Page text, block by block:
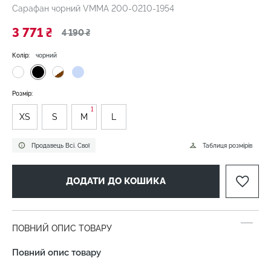
Сарафан чорний VMMA 200-0210-1954
3 771 ₴ 4 190 ₴
Продавець Всі. Свої
Колір: чорний
Таблиця розмірів
Розмір:
XS S M
1
L
ДОДАТИ ДО КОШИКА
ПОВНИЙ ОПИС ТОВАРУ
Повний опис товару